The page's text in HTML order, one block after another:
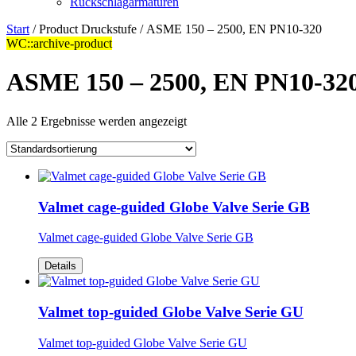
Start / Product Druckstufe / ASME 150 – 2500, EN PN10-320
WC::archive-product
ASME 150 – 2500, EN PN10-
Alle 2 Ergebnisse werden angezeigt
Valmet cage-guided Globe Valve Serie GB
Valmet cage-guided Globe Valve Serie GB
Details
Valmet top-guided Globe Valve Serie GU
Valmet top-guided Globe Valve Serie GU